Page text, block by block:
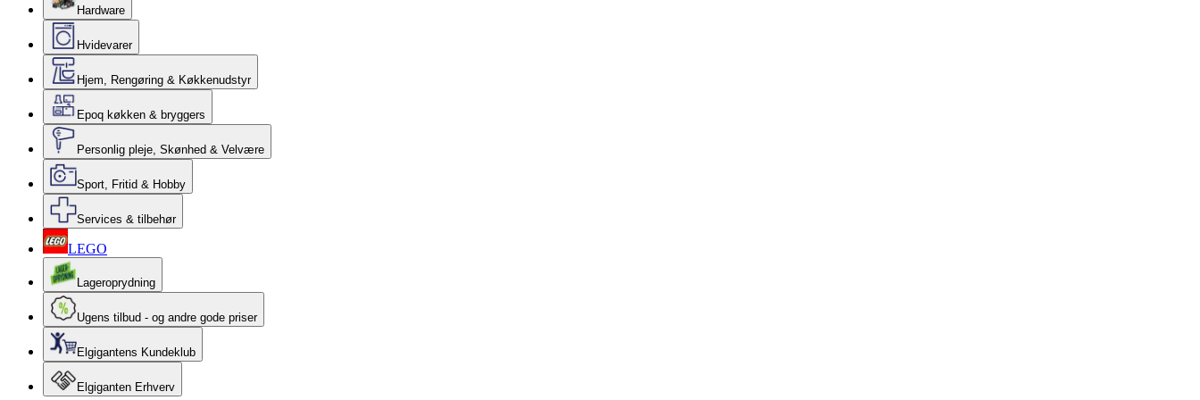
Hardware
Hvidevarer
Hjem, Rengøring & Køkkenudstyr
Epoq køkken & bryggers
Personlig pleje, Skønhed & Velvære
Sport, Fritid & Hobby
Services & tilbehør
LEGO
Lageroprydning
Ugens tilbud - og andre gode priser
Elgigantens Kundeklub
Elgiganten Erhverv